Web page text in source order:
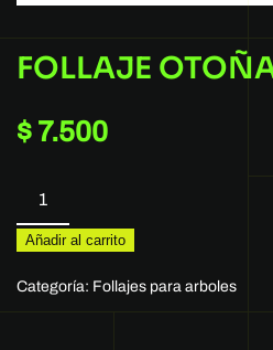
FOLLAJE
$ 7.500
Añadir al carrito
Categoría: Follajes para arboles